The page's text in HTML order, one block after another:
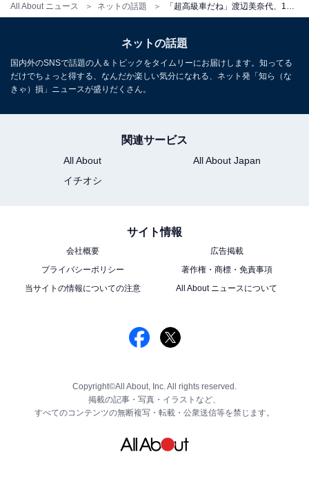
All About ニュース ネットの話題
ネットの話題
国内外のSNSで話題の人＆トピックをタイムリーにお届けします。知ってる
だけでちょっと得する、なんだか楽しい気分になれる、ネット発「知ら（な
きゃ）損」ニュースが盛りだくさん。
関連サービス
All About
All About Japan
イチオシ
サイト情報
会社概要
広告掲載
プライバシーポリシー
著作権・商標・免責事項
当サイトの情報についての注意
All About ニュースについて
Copyright©All About, Inc. All rights reserved.
掲載の記事・写真・イラストなど、
すべてのコンテンツの無断複写・転載・公衆送信等を禁じます。